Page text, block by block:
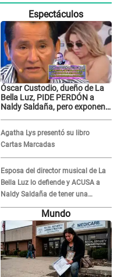
Espectáculos
Óscar Custodio, dueño de La
Bella Luz, PIDE PERDÓN a
Naldy Saldaña, pero exponen
grabar"
Agatha Lys presentó su libro
Cartas Marcadas
Esposa del director musical de La
Bella Luz lo defiende y ACUSA a
Naldy Saldaña de tener una
relación con él y otros integrantes
Mundo